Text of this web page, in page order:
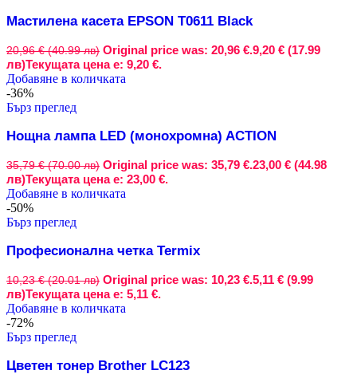
Мастилена касета EPSON T0611 Black
20,96 € (40.99 лв) Original price was: 20,96 €.9,20 € (17.99
лв)Текущата цена е: 9,20 €.
Добавяне в количката
-36%
Бърз преглед
Нощна лампа LED (монохромна) ACTION
35,79 € (70.00 лв) Original price was: 35,79 €.23,00 € (44.98
лв)Текущата цена е: 23,00 €.
Добавяне в количката
-50%
Бърз преглед
Професионална четка Termix
10,23 € (20.01 лв) Original price was: 10,23 €.5,11 € (9.99
лв)Текущата цена е: 5,11 €.
Добавяне в количката
-72%
Бърз преглед
Цветен тонер Brother LC123